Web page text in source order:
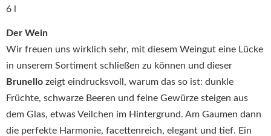
Der Wein
Wir freuen uns wirklich sehr, mit diesem Weingut eine Lücke
in unserem Sortiment schließen zu können und dieser
Brunello zeigt eindrucksvoll, warum das so ist: dunkle
Früchte, schwarze Beeren und feine Gewürze steigen aus
dem Glas, etwas Veilchen im Hintergrund. Am Gaumen dann
die perfekte Harmonie, facettenreich, elegant und tief. Ein
6 l